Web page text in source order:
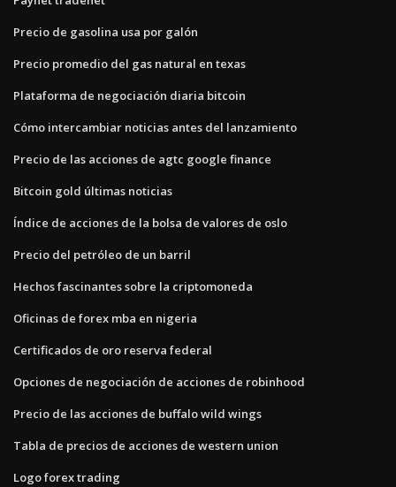
Precio de gasolina usa por galón
Precio promedio del gas natural en texas
Plataforma de negociación diaria bitcoin
Cómo intercambiar noticias antes del lanzamiento
Precio de las acciones de agtc google finance
Bitcoin gold últimas noticias
Índice de acciones de la bolsa de valores de oslo
Precio del petróleo de un barril
Hechos fascinantes sobre la criptomoneda
Oficinas de forex mba en nigeria
Certificados de oro reserva federal
Opciones de negociación de acciones de robinhood
Precio de las acciones de buffalo wild wings
Tabla de precios de acciones de western union
Logo forex trading